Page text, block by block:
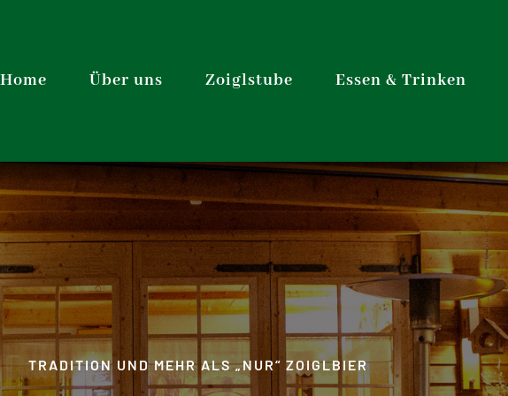
Home Über uns Zoiglstube Essen & Trinken
TRADITION UND MEHR ALS „NUR“ ZOIGLBIER